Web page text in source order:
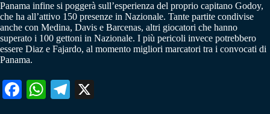
Panama infine si poggerà sull’esperienza del proprio capitano Godoy,
che ha all’attivo 150 presenze in Nazionale. Tante partite condivise
anche con Medina, Davis e Barcenas, altri giocatori che hanno
superato i 100 gettoni in Nazionale. I più pericoli invece potrebbero
essere Diaz e Fajardo, al momento migliori marcatori tra i convocati di
Panama.
Fa W
Te